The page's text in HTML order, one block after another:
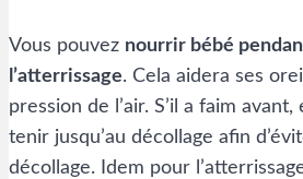
Vous pouvez nourrir bébé
l’atterrissage. Cela aidera ses
pression de l’air. S’il a faim
tenir jusqu’au décollage afin
décollage. Idem pour